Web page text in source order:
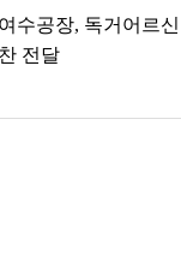
수공장, 독거어르신
전달